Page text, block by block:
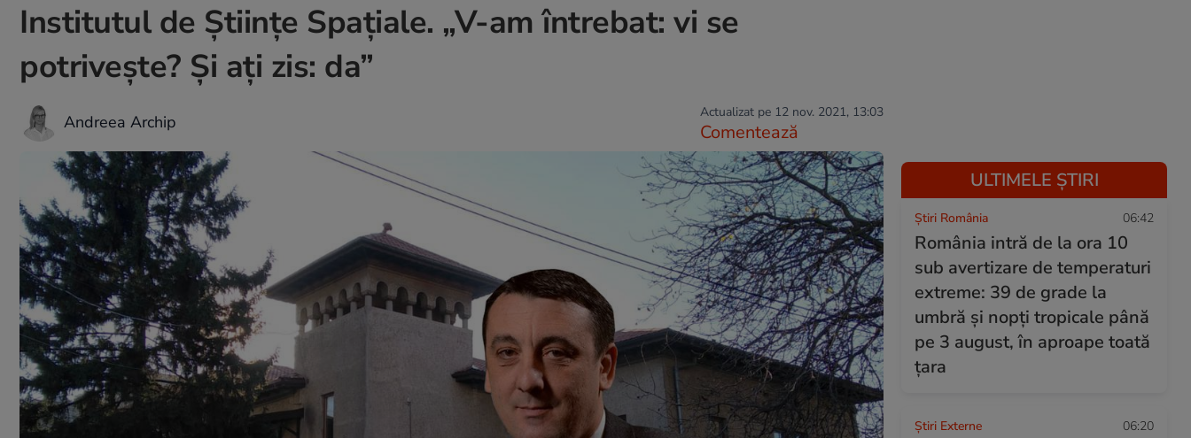
Institutul de Științe Spațiale. „V-am întrebat: vi se
potrivește? Și ați zis: da”
Andreea Archip Actualizat pe 12 nov. 2021, 13:03
Comentează
ULTIMELE ȘTIRI
Știri România 06:42
România intră de la ora 10
sub avertizare de temperaturi
extreme: 39 de grade la
umbră și nopți tropicale până
pe 3 august, în aproape toată
țara
Știri Externe 06:20